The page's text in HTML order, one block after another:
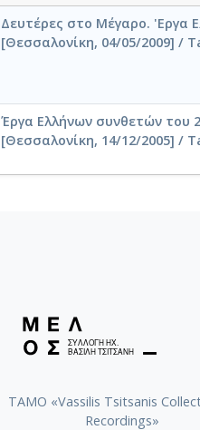
Δευτέρες στο Μέγαρο. 'Εργα
[Θεσσαλονίκη, 04/05/2009] /
Έργα Ελλήνων συνθετών του
[Θεσσαλονίκη, 14/12/2005] /
TAMO «Vassilis Tsitsanis
Recordings»